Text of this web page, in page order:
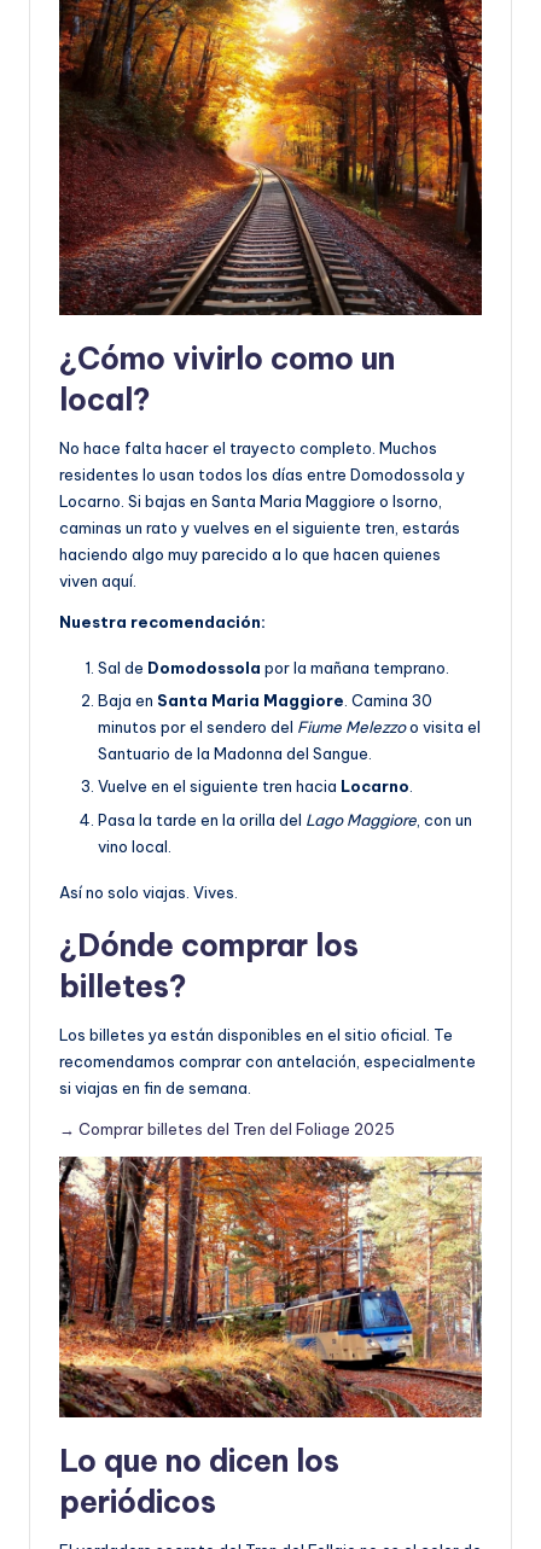
¿Cómo vivirlo como un
local?
No hace falta hacer el trayecto completo. Muchos
residentes lo usan todos los días entre Domodossola y
Locarno. Si bajas en Santa Maria Maggiore o Isorno,
caminas un rato y vuelves en el siguiente tren, estarás
haciendo algo muy parecido a lo que hacen quienes
viven aquí.
Nuestra recomendación:
Sal de Domodossola por la mañana temprano.
Baja en Santa Maria Maggiore. Camina 30
minutos por el sendero del Fiume Melezzoo visita el
Santuario de la Madonna del Sangue.
Vuelve en el siguiente tren hacia Locarno.
Pasa la tarde en la orilla del Lago Maggiore , con un
vino local.
Así no solo viajas. Vives.
¿Dónde comprar los
billetes?
Los billetes ya están disponibles en el sitio oficial. Te
recomendamos comprar con antelación, especialmente
si viajas en fin de semana.
→ Comprar billetes del Tren del Foliage 2025
Lo que no dicen los
periódicos